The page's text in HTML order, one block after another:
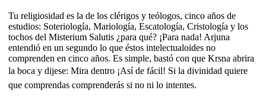
Tu religiosidad es la de los clérigos y teólogos, cinco años de
estudios: Soteriología, Mariología, Escatología, Cristología y los
tochos del Misterium Salutis ¿para qué? ¡Para nada! Arjuna
entendió en un segundo lo que éstos intelectualoides no
comprenden en cinco años. Es simple, bastó con que Krsna abrira
la boca y dijese: Mira dentro ¡Así de fácil! Si la divinidad quiere
que comprendas comprenderás si no ni lo intentes.